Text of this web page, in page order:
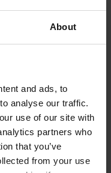
About
and ads, to
analyse our traffic.
use of our site with
partners who
that you’ve
from your use
*